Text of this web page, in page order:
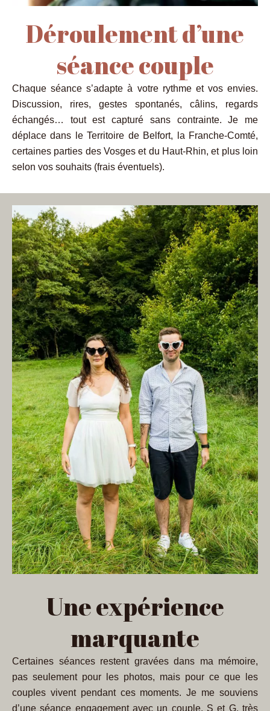
Déroulement d’une
séance couple
Chaque séance s’adapte à votre rythme et vos envies.
Discussion, rires, gestes spontanés, câlins, regards
échangés… tout est capturé sans contrainte. Je me
déplace dans le Territoire de Belfort, la Franche-Comté,
certaines parties des Vosges et du Haut-Rhin, et plus loin
selon vos souhaits (frais éventuels).
Une expérience
marquante
Certaines séances restent gravées dans ma mémoire,
pas seulement pour les photos, mais pour ce que les
couples vivent pendant ces moments. Je me souviens
d’une séance engagement avec un couple, S et G, très